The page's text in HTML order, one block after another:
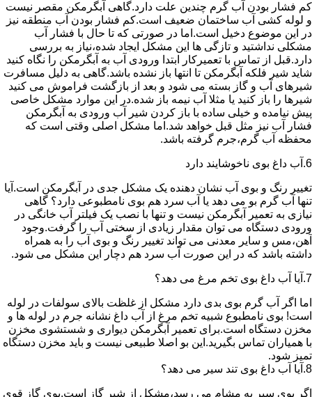
کم فشار بودن آب گرم چندین علت دارد.گاهی آبگرمکن مقصر نیست
و لوله کشی آب ساختمان ضعیف است.کم فشار بودن آب منطقه نیز
در این موضوع دخیل است.اما در صورتی که تا حال با فشار آب
مشکلی نداشتید و تازگی ها این مشکل ایجاد شده،نیاز به بررسی
دارد.قبل از تماس با تعمیرکار ابتدا ورودی آب به آبگرمکن را نگاه کنید
شاید شیر فلکه آبگرمکن تا انتها باز نشده باشد.گاهی به دلیل مسافرت
شیرهای آب و گاز بسته می شود و بعد از بازگشت فراموش می کنید
شیرها را باز کنید یا مثلا آب نیمه باز شده.در این موارد مشکل خاصی
پیش نیامده و خیلی ساده با باز کردن شیر آب ورودی به آبگرمکن
فشار آب نیز مثل قبل خواهد شد.اما مشکل اصلی وقتی است که
محفظه آب گرم،جرم گرفته باشد.
6.آب داغ بوی ناخوشایند دارد
تغییر رنگ و بوی آب نشان دهنده یک مشکل جدی در آبگرمکن است.آیا
تنها آب گرم بو می دهد یا آب سرد هم بوی نامطبوعی دارد؟ گاهی
نیازی به تعمیر آبگرمکن نیست و تنها با نصب یک فیلتر آب خانگی در
ورودی دستگاه می توان مقدار زیادی از سختی آب را گرفت.وجود
آهن،مس و سایر معدنی می تواند تغییر رنگ و بوی آب را به همراه
داشته باشد که در این صورت آب سرد هم دچار این مشکل می شود.
7.آیا آب داغ بوی تخم مرغ می دهد؟
اما اگر آب گرم بوی بدی دارد مشکل از غلظت بالای سولفات در لوله
است! بوی نامطبوع شبیه تخم مرغ از آب داغ نشانه جرم در لوله ها و
مخزن دستگاه است.برای تعمیر آبگرمکن دیواری و شستشوی مخزن
با همیاران تماس بگیرید.این بو اصلا طبیعی نیست و باید مخزن دستگاه
تمیز شود.
8.آیا آب داغ بوی تند سیر می دهد؟
اگر بوی سیر به مشام می رسد،مشکل از شیر گاز است.بوی گاز قوی